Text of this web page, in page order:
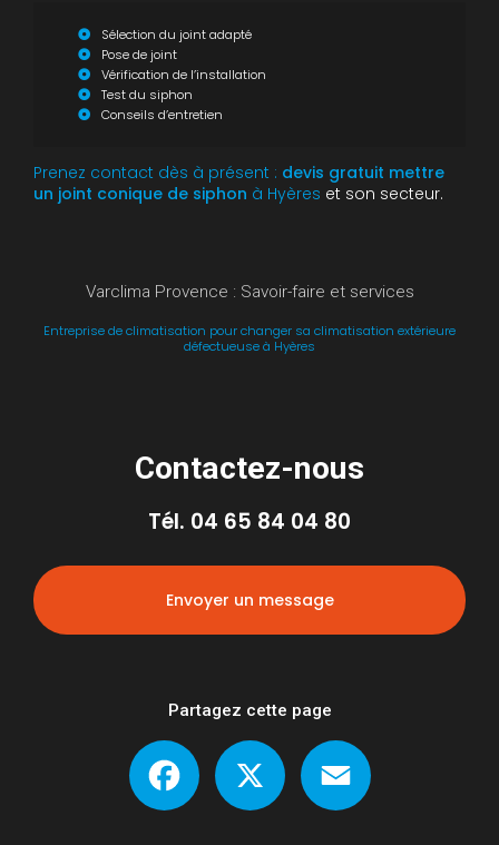
Sélection du joint adapté
Pose de joint
Vérification de l’installation
Test du siphon
Conseils d’entretien
Prenez contact dès à présent : devis gratuit mettre
un joint conique de siphon à Hyères et son secteur.
Varclima Provence : Savoir-faire et services
Entreprise de climatisation pour changer sa climatisation extérieure
défectueuse à Hyères
Contactez-nous
Tél. 04 65 84 04 80
Envoyer un message
Partagez cette page
Facebook